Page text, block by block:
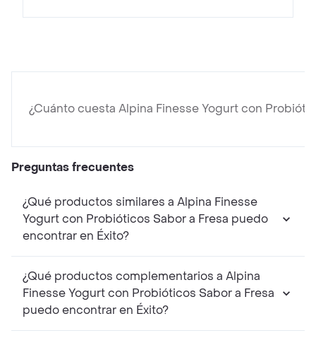
¿Cuánto cuesta Alpina Finesse Yogurt con
Preguntas frecuentes
¿Qué productos similares a Alpina Finesse
Yogurt con Probióticos Sabor a Fresa puedo
encontrar en Éxito?
¿Qué productos complementarios a Alpina
Finesse Yogurt con Probióticos Sabor a Fresa
puedo encontrar en Éxito?